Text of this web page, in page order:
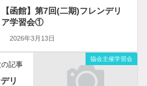
【函館】第7回(二期)フレンデリ
ア学習会①
2026年3月13日
協会主催学習会
の記事
リ